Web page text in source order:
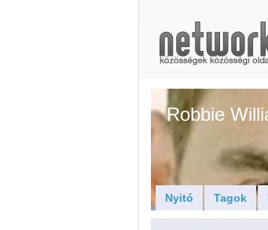
Robbie
Nyitó Tagok